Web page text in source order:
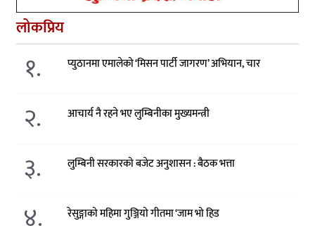
लोकप्रिय
१. प्युठानमा एमालेको ‘मिसन पार्टी जागरण’ अभियान, चार
२. आचार्य नै रहने भए लुम्बिनीका मुख्यमन्त्री
३. लुम्बिनी सरकारको बजेट अनुशासन : बैठक भत्ता
४. रेसुङ्गाको महिमा गुञ्जियो गीतमा ‘जाम भो हिड